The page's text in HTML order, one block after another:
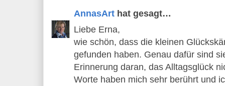
AnnasArt hat gesagt…
Liebe Erna,
wie schön, dass die kleinen
gefunden haben. Genau dafür sind
Erinnerung daran, das Alltagsglück
Worte haben mich sehr berührt und